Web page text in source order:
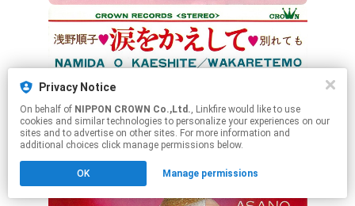
Privacy Notice
On behalf of NIPPON CROWN Co.,Ltd., Linkfire would like to use
cookies and similar technologies to personalize your experiences on our
sites and to advertise on other sites. For more information and
additional choices click manage permissions below.
OK Manage permissions